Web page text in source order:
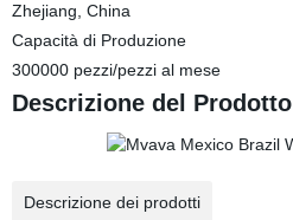
Zhejiang, China
Capacità di Produzione
300000 pezzi/pezzi al mese
Descrizione del Prodotto
Descrizione dei prodotti